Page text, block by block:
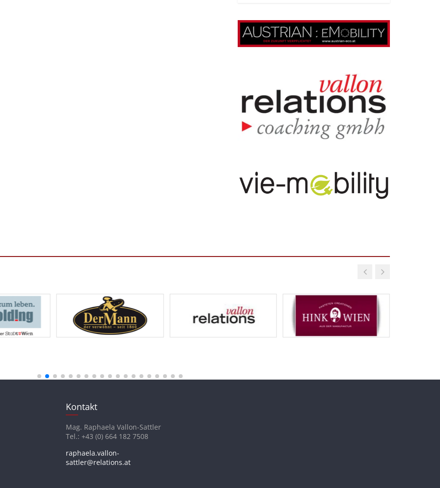
Kontakt
Mag. Raphaela Vallon-Sattler
Tel.: +43 (0) 664 182 7508
raphaela.vallon-
sattler@relations.at